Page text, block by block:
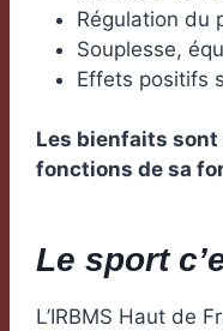
Régulation du
Souplesse,
Effets positifs
Les bienfaits
fonctions de sa
Le sport
L’IRBMS Haut de